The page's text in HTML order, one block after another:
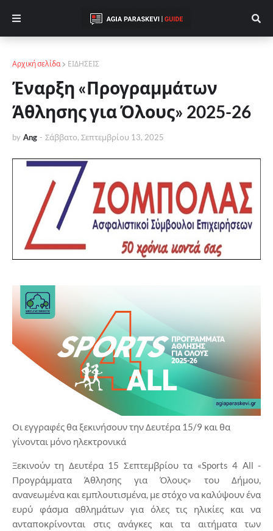
Αρχική σελίδα ΕΙΔΗΣΕΙΣ
Έναρξη «Προγραμμάτων
Άθλησης για Όλους» 2025-26
by Ang - Σάββατο, Σεπτεμβρίου 13, 2025
Οι εγγραφές θα ξεκινήσουν την Δευτέρα 15/9 και θα
γίνονται μόνο ηλεκτρονικά
Ξεκινούν τη Δευτέρα 15 Σεπτεμβρίου τα «Sports 4 All -
Προγράμματα Άθλησης για Όλους» του Δήμου,
ανανεωμένα και εμπλουτισμένα, με στόχο να καλύψουν ένα
ευρύ φάσμα αθλημάτων για όλες τις ηλικίες και να
ανταποκρίνονται στις ανάγκες και τα αιτήματα των